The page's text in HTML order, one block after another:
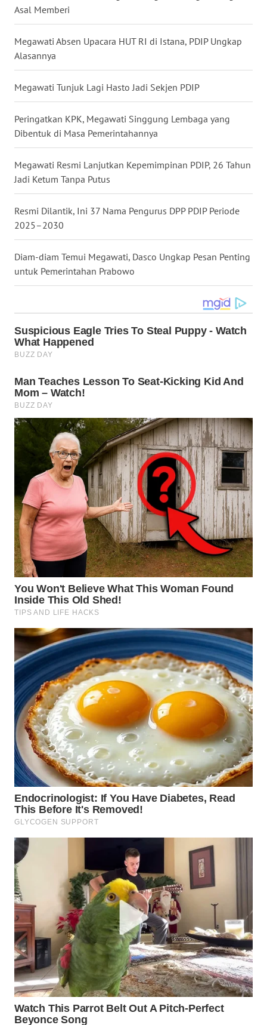
Asal Memberi
Megawati Absen Upacara HUT RI di Istana, PDIP Ungkap
Alasannya
Megawati Tunjuk Lagi Hasto Jadi Sekjen PDIP
Peringatkan KPK, Megawati Singgung Lembaga yang
Dibentuk di Masa Pemerintahannya
Megawati Resmi Lanjutkan Kepemimpinan PDIP, 26 Tahun
Jadi Ketum Tanpa Putus
Resmi Dilantik, Ini 37 Nama Pengurus DPP PDIP Periode
2025–2030
Diam-diam Temui Megawati, Dasco Ungkap Pesan Penting
untuk Pemerintahan Prabowo
WN
SUMBAR
WN
SUMSEL
WN
BENGKULU
WN
LAMPUNG
WN
WN
JOGJA
JATIM
BALI
WN
KALBAR
WN
KALTENG
WN
KALTARA
WN
KALSEL
WN
KALTIM
WN
SULSEL
WN
GORONTALO
WN
SULUT
WN
MALUKU
DAIRI
WN
DANAU
TOBA
NIAS